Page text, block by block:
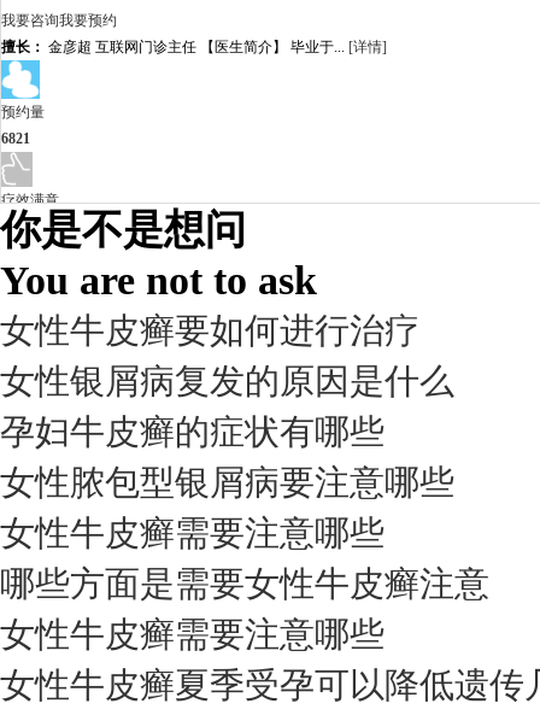
我要咨询我要预约
擅长： 金彦超 互联网门诊主任 【医生简介】 毕业于... [详情]
预约量
6821
疗效满意
98%
我要咨询我要预约
擅长： 杨成平 互联网门诊主任【医生简介】 毕业于长江...[详情]
预约量
6821
疗效满意
你是不是想问
You are not to ask
女性牛皮癣要如何进行治疗
女性银屑病复发的原因是什么
孕妇牛皮癣的症状有哪些
女性脓包型银屑病要注意哪些
女性牛皮癣需要注意哪些
哪些方面是需要女性牛皮癣注意
女性牛皮癣需要注意哪些
女性牛皮癣夏季受孕可以降低遗传